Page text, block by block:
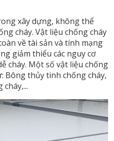
xây dựng, không thể
cháy. Vật liệu chống cháy
về tài sản và tính mạng
giảm thiểu các nguy cơ
cháy. Một số vật liệu chống
Bông thủy tinh chống cháy,